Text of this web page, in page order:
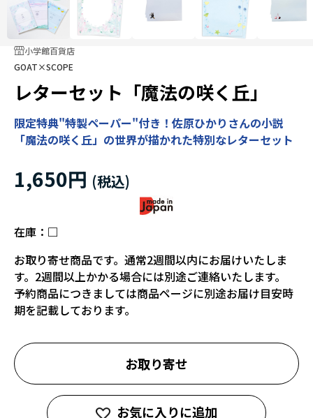
小学館百貨店
GOAT×SCOPE
レターセット「魔法の咲く丘」
限定特典"特製ペーパー"付き！佐原ひかりさんの小説
「魔法の咲く丘」の世界が描かれた特別なレターセット
1,650円
在庫： □
お取り寄せ商品です。通常2週間以内にお届けいたしま
す。2週間以上かかる場合には別途ご連絡いたします。
予約商品につきましては商品ページに別途お届け目安時
期を記載しております。
お取り寄せ
お気に入りに追加